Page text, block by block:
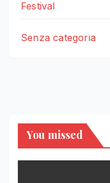
Festival
Senza categoria
You missed